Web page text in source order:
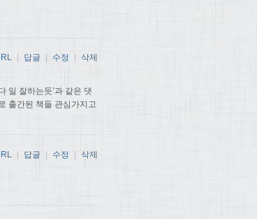
일 잘하는듯’과 같은 댓
출간된 책들 관심가지고
답글 수정 삭제
| 답글 | 수정 | 삭제